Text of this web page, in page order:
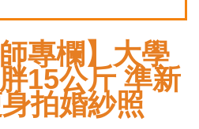
專欄】大學
15公斤 準新
拍婚紗照